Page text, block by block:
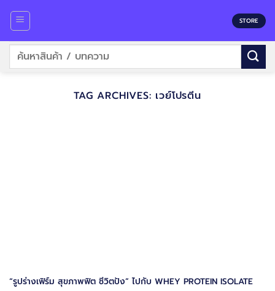
content
STORE
ค้นหา:
TAG ARCHIVES: เวย์โปรตีน
“รูปร่างเฟิร์ม สุขภาพฟิต ชีวิตปัง” ไปกับ WHEY PROTEIN ISOLATE